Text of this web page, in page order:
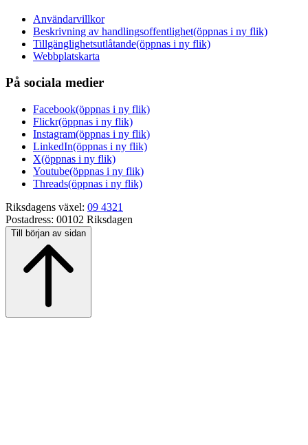
Användarvillkor
Beskrivning av handlingsoffentlighet(öppnas i ny flik)
Tillgänglighetsutlåtande(öppnas i ny flik)
Webbplatskarta
På sociala medier
Facebook(öppnas i ny flik)
Flickr(öppnas i ny flik)
Instagram(öppnas i ny flik)
LinkedIn(öppnas i ny flik)
X(öppnas i ny flik)
Youtube(öppnas i ny flik)
Threads(öppnas i ny flik)
Riksdagens växel: 09 4321
Postadress: 00102 Riksdagen
Till början av sidan